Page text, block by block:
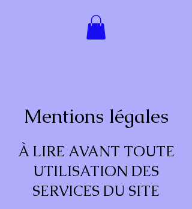
Mentions légales
À LIRE AVANT TOUTE
UTILISATION DES
SERVICES DU SITE